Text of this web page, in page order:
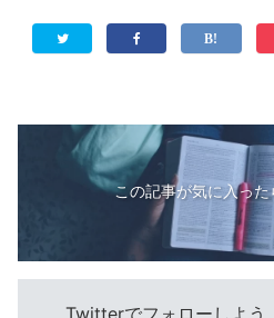
この記事が気に入っ